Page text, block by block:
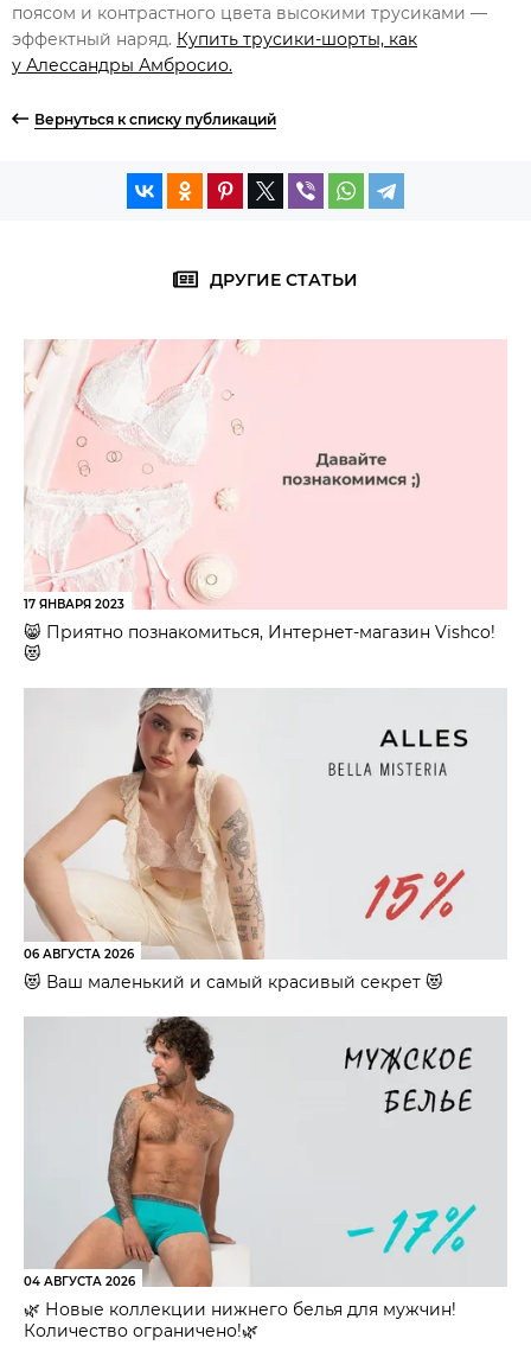
поясом и контрастного цвета высокими трусиками —
эффектный наряд. Купить трусики-шорты, как
у Алессандры Амбросио.
Вернуться к списку публикаций
ДРУГИЕ СТАТЬИ
17 ЯНВАРЯ 2023
😸 Приятно познакомиться, Интернет-магазин Vishco!
😻
06 АВГУСТА 2026
😻 Ваш маленький и самый красивый секрет 😻
04 АВГУСТА 2026
🌿 Новые коллекции нижнего белья для мужчин!
Количество ограничено!🌿